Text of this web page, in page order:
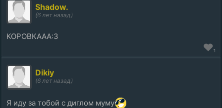
Shadow.
(6 лет назад)
КОРОВКААА:3
1
Dikiy
(6 лет назад)
Я иду за тобой с диглом муму